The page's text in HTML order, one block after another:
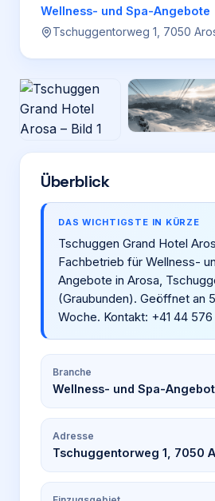
Login
Wellness- und Spa-Angebote
Tschuggentorweg 1, 7050
Überblick
DAS WICHTIGSTE IN KÜRZE
Tschuggen Grand Hotel
Fachbetrieb für Wellness-
Angebote in Arosa,
(Graubunden). Geöffnet an
Woche. Kontakt: +41 44 576
Branche
Wellness- und Spa-
Adresse
Tschuggentorweg 1, 7050